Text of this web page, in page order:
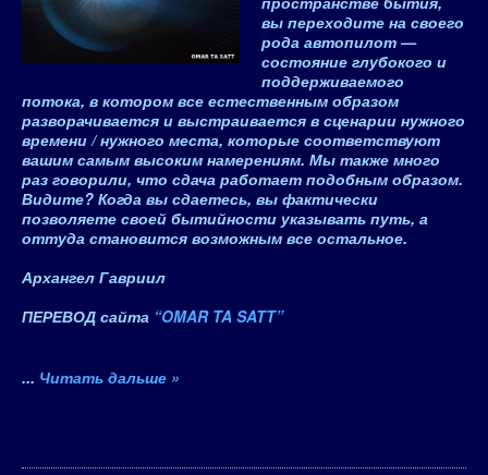
вы переходите на своего
рода автопилот —
состояние глубокого и
поддерживаемого
потока, в котором все естественным образом
разворачивается и выстраивается в сценарии нужного
времени / нужного места, которые соответствуют
вашим самым высоким намерениям. Мы также много
раз говорили, что сдача работает подобным образом.
Видите? Когда вы сдаетесь, вы фактически
позволяете своей бытийности указывать путь, а
оттуда становится возможным все остальное.
Архангел Гавриил
ПЕРЕВОД сайта “OMAR TA SATT”
... Читать дальше »